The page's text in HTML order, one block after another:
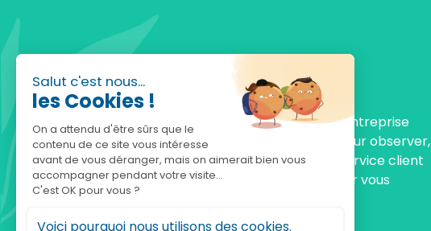
Salut c'est nous...
les Cookies !
On a attendu d'être sûrs que le
contenu de ce site vous intéresse
avant de vous déranger, mais on aimerait bien vous
accompagner pendant votre visite...
C'est OK pour vous ?
Voici pourquoi nous utilisons des cookies.
Fondée en 2010, achatnature.com est une entreprise
française qui réunit plus de 5000 produits pour observer,
comprendre et protéger la nature. Notre service client
est à votre écoute, du lundi au vendredi, pour vous
accompagner.